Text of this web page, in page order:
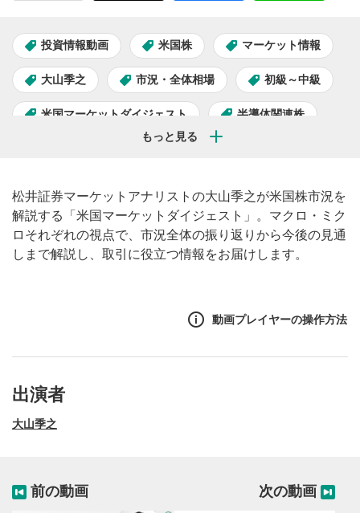
投資情報動画 米国株 マーケット情報
大山季之 市況・全体相場 初級～中級
米国マーケットダイジェスト 半導体関連株
松井証券マーケットアナリストの大山季之が米国株市況を
解説する「米国マーケットダイジェスト」。マクロ・ミク
ロそれぞれの視点で、市況全体の振り返りから今後の見通
しまで解説し、取引に役立つ情報をお届けします。
動画プレイヤーの操作方法
出演者
大山季之
前の動画 次の動画